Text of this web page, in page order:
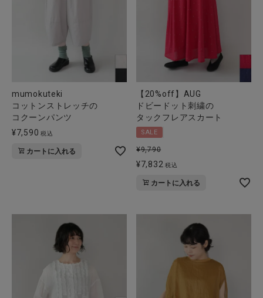
mumokuteki
コットンストレッチの
コクーンパンツ
¥7,590 税込
カートに入れる
【20%off】AUG
ドビードット刺繍の
タックフレアスカート
SALE
¥9,790
¥7,832 税込
カートに入れる